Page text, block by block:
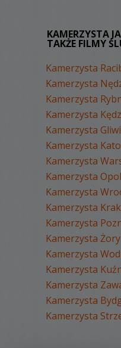
KAMERZYSTA
TAKŻE FILMY
Kamerzysta
Kamerzysta
Kamerzysta
Kamerzysta
Kamerzysta
Kamerzysta
Kamerzysta
Kamerzysta
Kamerzysta
Kamerzysta
Kamerzysta
Kamerzysta Żory
Kamerzysta
Kamerzysta
Kamerzysta
Kamerzysta
Kamerzysta